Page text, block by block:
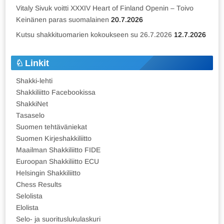
Vitaly Sivuk voitti XXXIV Heart of Finland Openin – Toivo
Keinänen paras suomalainen 20.7.2026
Kutsu shakkituomarien kokoukseen su 26.7.2026 12.7.2026
Linkit
Shakki-lehti
Shakkiliitto Facebookissa
ShakkiNet
Tasaselo
Suomen tehtäväniekat
Suomen Kirjeshakkiliitto
Maailman Shakkiliitto FIDE
Euroopan Shakkiliitto ECU
Helsingin Shakkiliitto
Chess Results
Selolista
Elolista
Selo- ja suorituslukulaskuri